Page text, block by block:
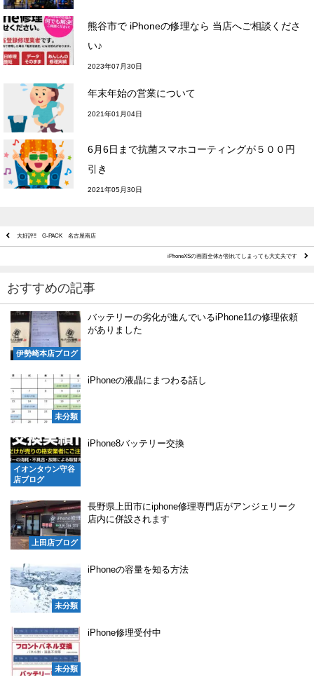
熊谷市で iPhoneの修理なら 当店へご相談くださ
い♪
2023年07月30日
年末年始の営業について
2021年01月04日
6月6日まで抗菌スマホコーティングが５００円
引き
2021年05月30日
大好評‼ G-PACK 名古屋南店
iPhoneXSの画面全体が割れてしまっても大丈夫です
おすすめの記事
伊勢崎本店ブログ
バッテリーの劣化が進んでいるiPhone11の修理依頼
がありました
未分類
iPhoneの液晶にまつわる話し
イオンタウン守谷
店ブログ
iPhone8バッテリー交換
上田店ブログ
長野県上田市にiphone修理専門店がアンジェリーク
店内に併設されます
未分類
iPhoneの容量を知る方法
未分類
iPhone修理受付中